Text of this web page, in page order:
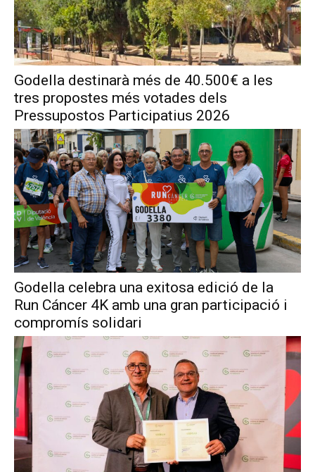
Godella destinarà més de 40.500€ a les
tres propostes més votades dels
Pressupostos Participatius 2026
Godella celebra una exitosa edició de la
Run Cáncer 4K amb una gran participació i
compromís solidari